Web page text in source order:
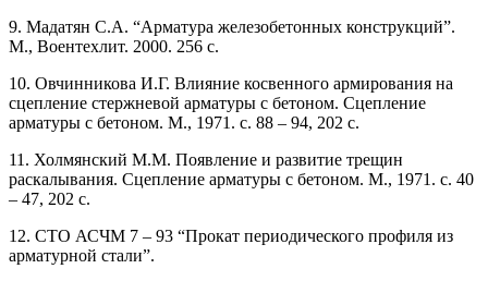
9. Мадатян С.А. “Арматура железобетонных конструкций”.
М., Воентехлит. 2000. 256 с.
10. Овчинникова И.Г. Влияние косвенного армирования на
сцепление стержневой арматуры с бетоном. Сцепление
арматуры с бетоном. М., 1971. с. 88 – 94, 202 с.
11. Холмянский М.М. Появление и развитие трещин
раскалывания. Сцепление арматуры с бетоном. М., 1971. с. 40
– 47, 202 с.
12. СТО АСЧМ 7 – 93 “Прокат периодического профиля из
арматурной стали”.